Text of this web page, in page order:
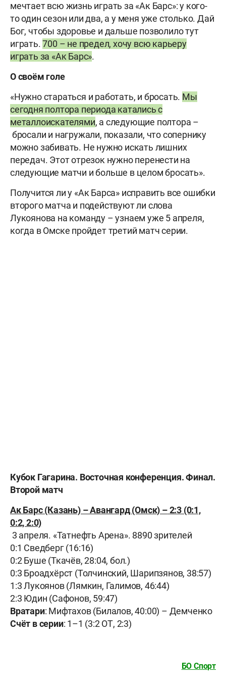
мечтает всю жизнь играть за «Ак Барс»: у кого-
то один сезон или два, а у меня уже столько. Дай
Бог, чтобы здоровье и дальше позволило тут
играть.700 – не предел, хочу всю карьеру
играть за «Ак Барс».
О своём голе
«Нужно стараться и работать, и бросать. Мы
сегодня полтора периода катались с
металлоискателями, а следующие полтора –
бросали и нагружали, показали, что сопернику
можно забивать. Не нужно искать лишних
передач. Этот отрезок нужно перенести на
следующие матчи и больше в целом бросать».
Получится ли у «Ак Барса» исправить все ошибки
второго матча и подействуют ли слова
Лукоянова на команду – узнаем уже 5 апреля,
когда в Омске пройдет третий матч серии.
Кубок Гагарина. Восточная конференция. Финал.
Второй матч
Ак Барс (Казань) – Авангард (Омск) –2:3 (0:1,
0:2, 2:0)
3 апреля. «Татнефть Арена». 8890 зрителей
0:1 Сведберг (16:16)
0:2 Буше (Ткачёв, 28:04, бол.)
0:3 Броадхёрст (Толчинский, Шарипзянов, 38:57)
1:3 Лукоянов (Лямкин, Галимов, 46:44)
2:3 Юдин (Сафонов, 59:47)
Вратари: Мифтахов (Билалов, 40:00) – Демченко
Счёт в серии: 1–1 (3:2 ОТ, 2:3)
БО Спорт